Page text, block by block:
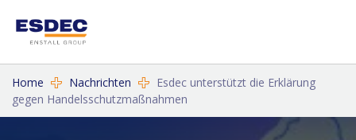
Home Nachrichten
Esdec unterstützt die Erklärung
gegen Handelsschutzmaßnahmen